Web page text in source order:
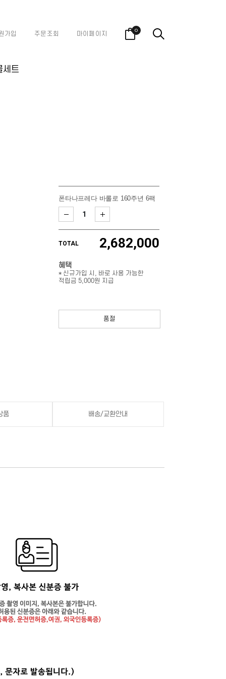
세트
가입 주문조회 마이페이지 0
폰타나프레다 바롤로 160주년 6팩
TOTAL 2,682,000
혜택
* 신규가입 시, 바로 사용 가능한
적립금 5,000원 지급
품절
품 배송/교환안내